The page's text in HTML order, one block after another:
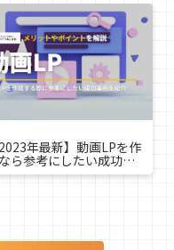
2023年最新】動画LPを作
ら参考にしたい成功事
選！メリットやポイン